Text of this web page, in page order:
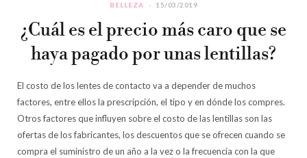
BELLEZA 15/03/2019
¿Cuál es el precio más caro que se
haya pagado por unas lentillas?
El costo de los lentes de contacto va a depender de muchos
factores, entre ellos la prescripción, el tipo y en dónde los compres.
Otros factores que influyen sobre el costo de las lentillas son las
ofertas de los fabricantes, los descuentos que se ofrecen cuando se
compra el suministro de un año a la vez o la frecuencia con la que